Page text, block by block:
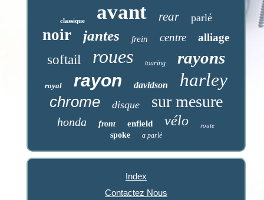
classique avant rear parlé
noir jantes frein centre alliage
softail roues touring rayons
royal rayon davidson harley
chrome disque sur mesure
honda front enfield vélo route
spoke a parlé
Index
Contactez Nous